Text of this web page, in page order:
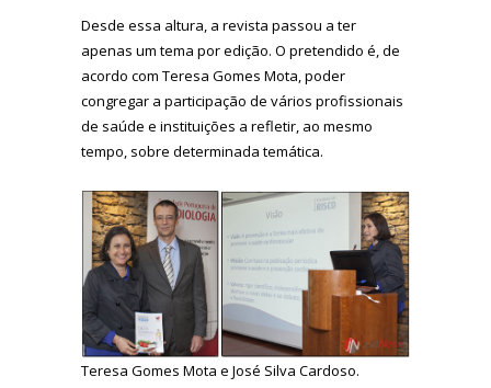
Desde essa altura, a revista passou a ter
apenas um tema por edição. O pretendido é, de
acordo com Teresa Gomes Mota, poder
congregar a participação de vários profissionais
de saúde e instituições a refletir, ao mesmo
tempo, sobre determinada temática.
Teresa Gomes Mota e José Silva Cardoso.